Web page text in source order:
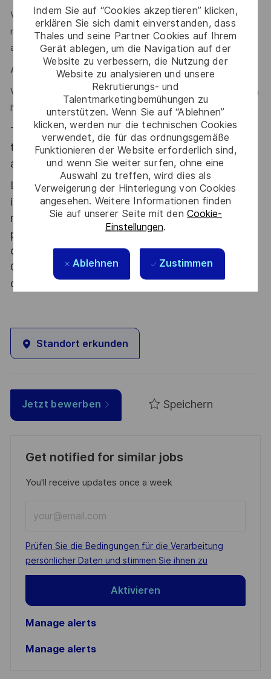
Indem Sie auf “Cookies akzeptieren” klicken,
erklären Sie sich damit einverstanden, dass
Thales und seine Partner Cookies auf Ihrem
Gerät ablegen, um die Navigation auf der
Website zu verbessern, die Nutzung der
Website zu analysieren und unsere
Rekrutierungs- und
Talentmarketingbemühungen zu
unterstützen. Wenn Sie auf “Ablehnen”
klicken, werden nur die technischen Cookies
verwendet, die für das ordnungsgemäße
Funktionieren der Website erforderlich sind,
und wenn Sie weiter surfen, ohne eine
Auswahl zu treffen, wird dies als
Verweigerung der Hinterlegung von Cookies
angesehen. Weitere Informationen finden
Sie auf unserer Seite mit den Cookie-
Einstellungen.
Ablehnen Zustimmen
Votre maîtrise de l’anglais, votre curiosité, votre aisance
relationnelle et votre sens de la communication sont des
atouts que l'on vous reconnaît ?
Alors ce poste est fait pour vous !
Vous aurez aussi l’occasion de vous déplacer en France et à
l'International dans le cadre de vos missions !
Thales, entreprise Handi-Engagée, reconnait
tous les talents. La diversité est notre meilleur
atout. Postulez et rejoignez nous !
Le poste pouvant nécessiter d'accéder à des
informations relevant du secret de la défense
nationale, la personne retenue fera l'objet d'une
procédure d’habilitation, conformément aux
dispositions des articles R.2311-1 et suivants du
Code de la défense et de l’IGI 1300 SGDSN/PSE
du 09 août 2021.
Standort erkunden
Jetzt bewerben Speichern
Get notified for similar jobs
You'll receive updates once a week
Email
address
(Required)
Required
Prüfen Sie die Bedingungen für die Verarbeitung
persönlicher Daten und stimmen Sie ihnen zu
Aktivieren
Manage alerts
Manage alerts